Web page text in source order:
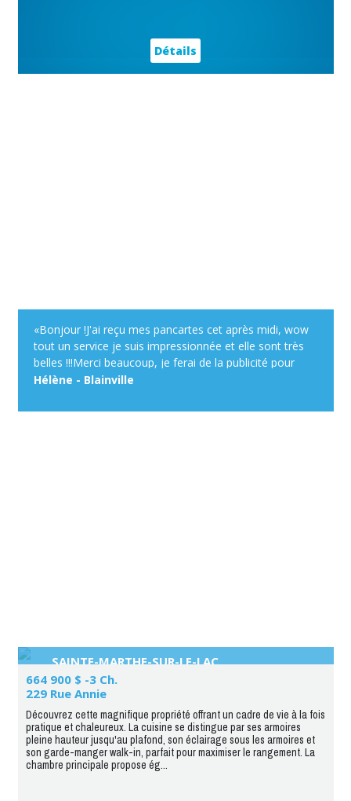
Détails
«Bonjour !J'ai reçu mes pancartes cet après midi, wow
tout un service je suis impressionnée et elle sont très
belles !!!Merci beaucoup, je ferai de la publicité pour
votre site devant mon chalet, avec plaisir !Bonne
Hélène - Blainville
SAINTE-MARTHE-SUR-LE-LAC
664 900 $ -3 Ch.
229 Rue Annie
Découvrez cette magnifique propriété offrant un cadre de vie à la fois
pratique et chaleureux. La cuisine se distingue par ses armoires
pleine hauteur jusqu'au plafond, son éclairage sous les armoires et
son garde-manger walk-in, parfait pour maximiser le rangement. La
chambre principale propose ég...